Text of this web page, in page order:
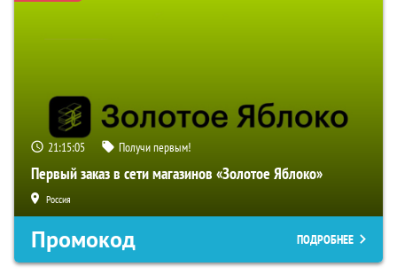
21:15:04 Получи первым!
Первый заказ в сети магазинов «Золотое Яблоко»
Россия
Промокод ПОДРОБНЕЕ